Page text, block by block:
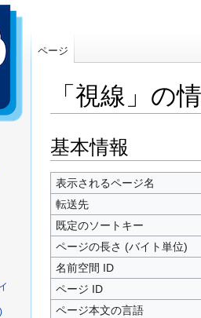
「視線」の
ナ
ビ
ゲ
ー
シ
ョ
ン
に
移
動
検
索
に
移
動
基本情報
表示されるページ名
転送先
既定のソートキー
ページの長さ (バイト単位)
名前空間 ID
ページ ID
ページ本文の言語
ページ